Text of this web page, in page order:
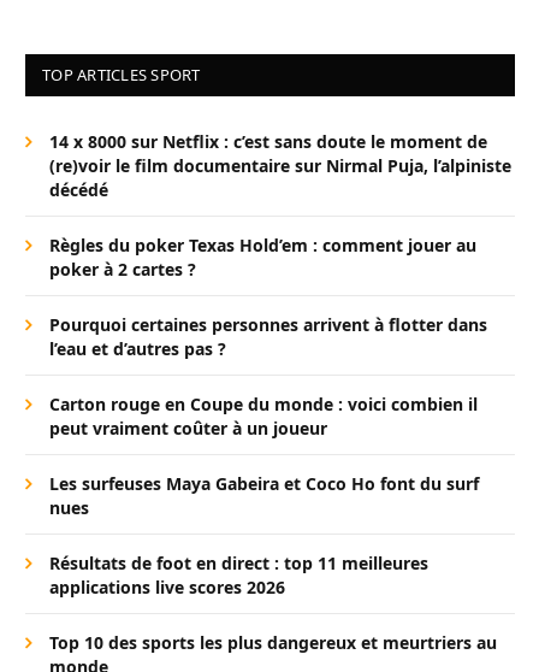
TOP ARTICLES SPORT
14 x 8000 sur Netflix : c’est sans doute le moment de
(re)voir le film documentaire sur Nirmal Puja, l’alpiniste
décédé
Règles du poker Texas Hold’em : comment jouer au
poker à 2 cartes ?
Pourquoi certaines personnes arrivent à flotter dans
l’eau et d’autres pas ?
Carton rouge en Coupe du monde : voici combien il
peut vraiment coûter à un joueur
Les surfeuses Maya Gabeira et Coco Ho font du surf
nues
Résultats de foot en direct : top 11 meilleures
applications live scores 2026
Top 10 des sports les plus dangereux et meurtriers au
monde